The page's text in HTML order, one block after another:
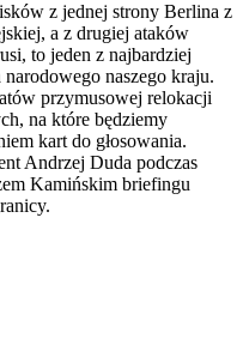
z jednej strony Berlina z
a z drugiej ataków
to jeden z najbardziej
naszego kraju.
przymusowej relokacji
na które będziemy
kart do głosowania.
Andrzej Duda podczas
Kamińskim briefingu